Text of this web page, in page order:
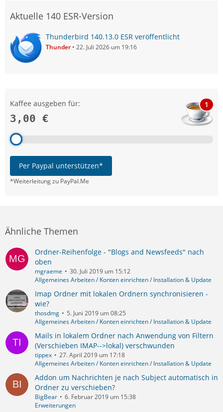
Aktuelle 140 ESR-Version
Thunderbird 140.13.0 ESR veröffentlicht
Thunder 22. Juli 2026 um 19:16
Kaffee ausgeben für:
3,00 €
1
Per Paypal unterstützen*
*Weiterleitung zu PayPal.Me
Ähnliche Themen
Ordner-Reihenfolge - "Blogs and Newsfeeds" nach
oben
mgraeme
30. Juli 2019 um 15:12
Allgemeines Arbeiten / Konten einrichten / Installation & Update
Imap Ordner mit lokalen Ordnern synchronisieren -
wie?
thosdmg
5. Juni 2019 um 08:25
Allgemeines Arbeiten / Konten einrichten / Installation & Update
Mails in lokalem Ordner nach Anwendung von Filtern
(Verschieben IMAP-->lokal) verschwunden
tippex
27. April 2019 um 17:18
Allgemeines Arbeiten / Konten einrichten / Installation & Update
Addon um Nachrichten je nach Subject automatisch in
Ordner zu verschieben?
BigBear
6. Februar 2019 um 15:38
Erweiterungen